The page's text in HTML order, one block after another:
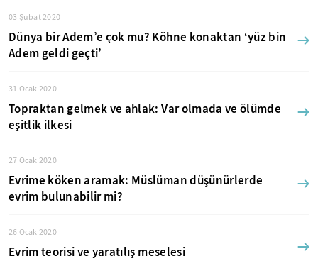
03 Şubat 2020
Dünya bir Adem’e çok mu? Köhne konaktan ‘yüz bin
Adem geldi geçti’
31 Ocak 2020
Topraktan gelmek ve ahlak: Var olmada ve ölümde
eşitlik ilkesi
27 Ocak 2020
Evrime köken aramak: Müslüman düşünürlerde
evrim bulunabilir mi?
26 Ocak 2020
Evrim teorisi ve yaratılış meselesi